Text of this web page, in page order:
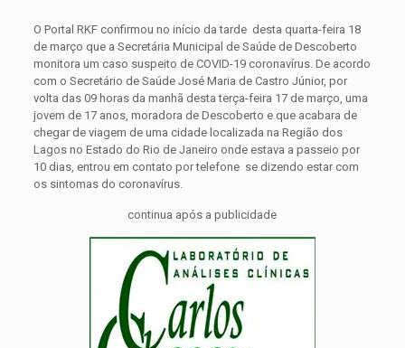
O Portal RKF confirmou no início da tarde desta quarta-feira 18
de março que a Secretária Municipal de Saúde de Descoberto
monitora um caso suspeito de COVID-19 coronavírus. De acordo
com o Secretário de Saúde José Maria de Castro Júnior, por
volta das 09 horas da manhã desta terça-feira 17 de março, uma
jovem de 17 anos, moradora de Descoberto e que acabara de
chegar de viagem de uma cidade localizada na Região dos
Lagos no Estado do Rio de Janeiro onde estava a passeio por
10 dias, entrou em contato por telefone se dizendo estar com
os sintomas do coronavírus.
continua após a publicidade